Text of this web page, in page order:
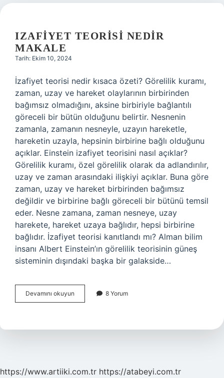
IZAFIYET TEORISI NEDIR
MAKALE
Tarih: Ekim 10, 2024
İzafiyet teorisi nedir kısaca özeti? Görelilik kuramı,
zaman, uzay ve hareket olaylarının birbirinden
bağımsız olmadığını, aksine birbiriyle bağlantılı
göreceli bir bütün olduğunu belirtir. Nesnenin
zamanla, zamanın nesneyle, uzayın hareketle,
hareketin uzayla, hepsinin birbirine bağlı olduğunu
açıklar. Einstein izafiyet teorisini nasıl açıklar?
Görelilik kuramı, özel görelilik olarak da adlandırılır,
uzay ve zaman arasındaki ilişkiyi açıklar. Buna göre
zaman, uzay ve hareket birbirinden bağımsız
değildir ve birbirine bağlı göreceli bir bütünü temsil
eder. Nesne zamana, zaman nesneye, uzay
harekete, hareket uzaya bağlıdır, hepsi birbirine
bağlıdır. İzafiyet teorisi kanıtlandı mı? Alman bilim
insanı Albert Einstein’ın görelilik teorisinin güneş
sisteminin dışındaki başka bir galakside…
Devamını okuyun
Teorisi
8 Yorum
https://www.artiiki.com.tr https://atabeyi.com.tr